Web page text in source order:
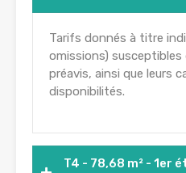
Tarifs donnés à titre
omissions) susceptibles
préavis, ainsi que leurs
disponibilités.
T4 - 78,68 m² - 1er